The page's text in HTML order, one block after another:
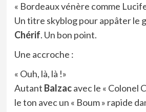
« Bordeaux vénère comme
Un titre skyblog pour appâter le
Chérif. Un bon point.
Une accroche :
« Ouh, là, là !»
Autant Balzacavec le « Colonel
le ton avec un « Boum » rapide